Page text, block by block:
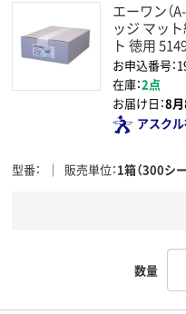
エーワン（
ッジ マッ
ト 徳用
お申込番号：
在庫：2点
お届け日：8月
アスク
型番 販売単位 1箱（300シ
数量